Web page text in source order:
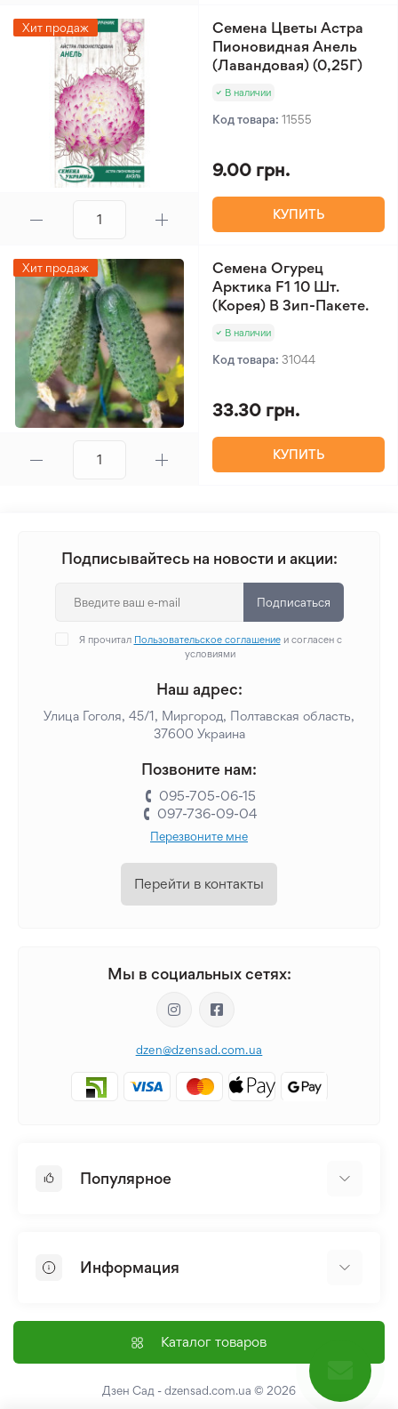
Хит продаж
Семена Цветы Астра
Пионовидная Анель
(Лавандовая) (0,25Г)
В наличии
Код товара: 11555
9.00 грн.
КУПИТЬ
Хит продаж
Семена Огурец
Арктика F1 10 Шт.
(Корея) В Зип-Пакете.
В наличии
Код товара: 31044
33.30 грн.
КУПИТЬ
Подписывайтесь на новости и акции:
Подписаться
Я прочитал Пользовательское соглашениеи согласен с
условиями
Наш адрес:
Улица Гоголя, 45/1, Миргород, Полтавская область,
37600 Украина
Позвоните нам:
095-705-06-15
097-736-09-04
Перезвоните мне
Перейти в контакты
Мы в социальных сетях:
dzen@dzensad.com.ua
Популярное
Лилия
Семена
Информация
Доставка и оплата
Контакты
Каталог товаров
Дзен Сад - dzensad.com.ua © 2026